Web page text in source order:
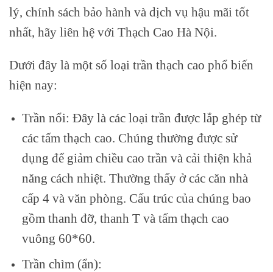
lý, chính sách bảo hành và dịch vụ hậu mãi tốt
nhất, hãy liên hệ với Thạch Cao Hà Nội.
Dưới đây là một số loại trần thạch cao phổ biến
hiện nay:
Trần nổi: Đây là các loại trần được lắp ghép từ
các tấm thạch cao. Chúng thường được sử
dụng để giảm chiều cao trần và cải thiện khả
năng cách nhiệt. Thường thấy ở các căn nhà
cấp 4 và văn phòng. Cấu trúc của chúng bao
gồm thanh đỡ, thanh T và tấm thạch cao
vuông 60*60.
Trần chìm (ẩn):